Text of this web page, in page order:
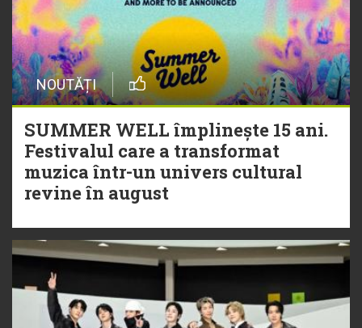
NOUTĂȚI
SUMMER WELL împlinește 15 ani.
Festivalul care a transformat
muzica într-un univers cultural
revine în august